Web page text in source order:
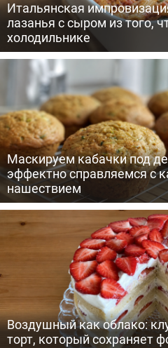
Итальянская
лазанья с сыром из того,
холодильнике
Маскируем кабачки под
эффектно справляемся с
нашествием
Воздушный как облако:
торт, который сохраняет